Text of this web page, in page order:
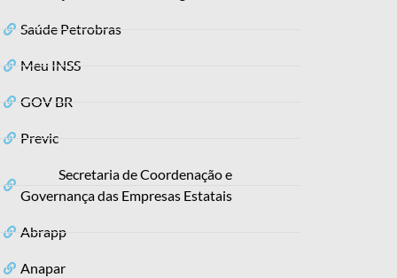
Saúde Petrobras
Meu INSS
GOV BR
Previc
Secretaria de Coordenação e
Governança das Empresas Estatais
Abrapp
Anapar